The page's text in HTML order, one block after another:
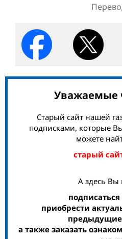
Уважаемые
Старый сайт нашей
подписками, которые
можете
старый
А здесь Вы
подписаться
приобрести
а также заказать